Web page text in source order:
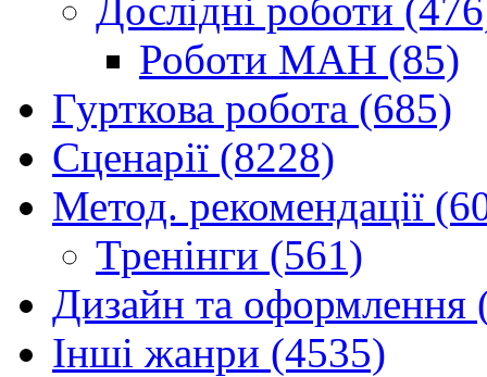
Дослідні роботи
Роботи МАН (85)
Гурткова робота (685)
Сценарії (8228)
Метод. рекомендації
Тренінги (561)
Дизайн та оформлення
Інші жанри (4535)